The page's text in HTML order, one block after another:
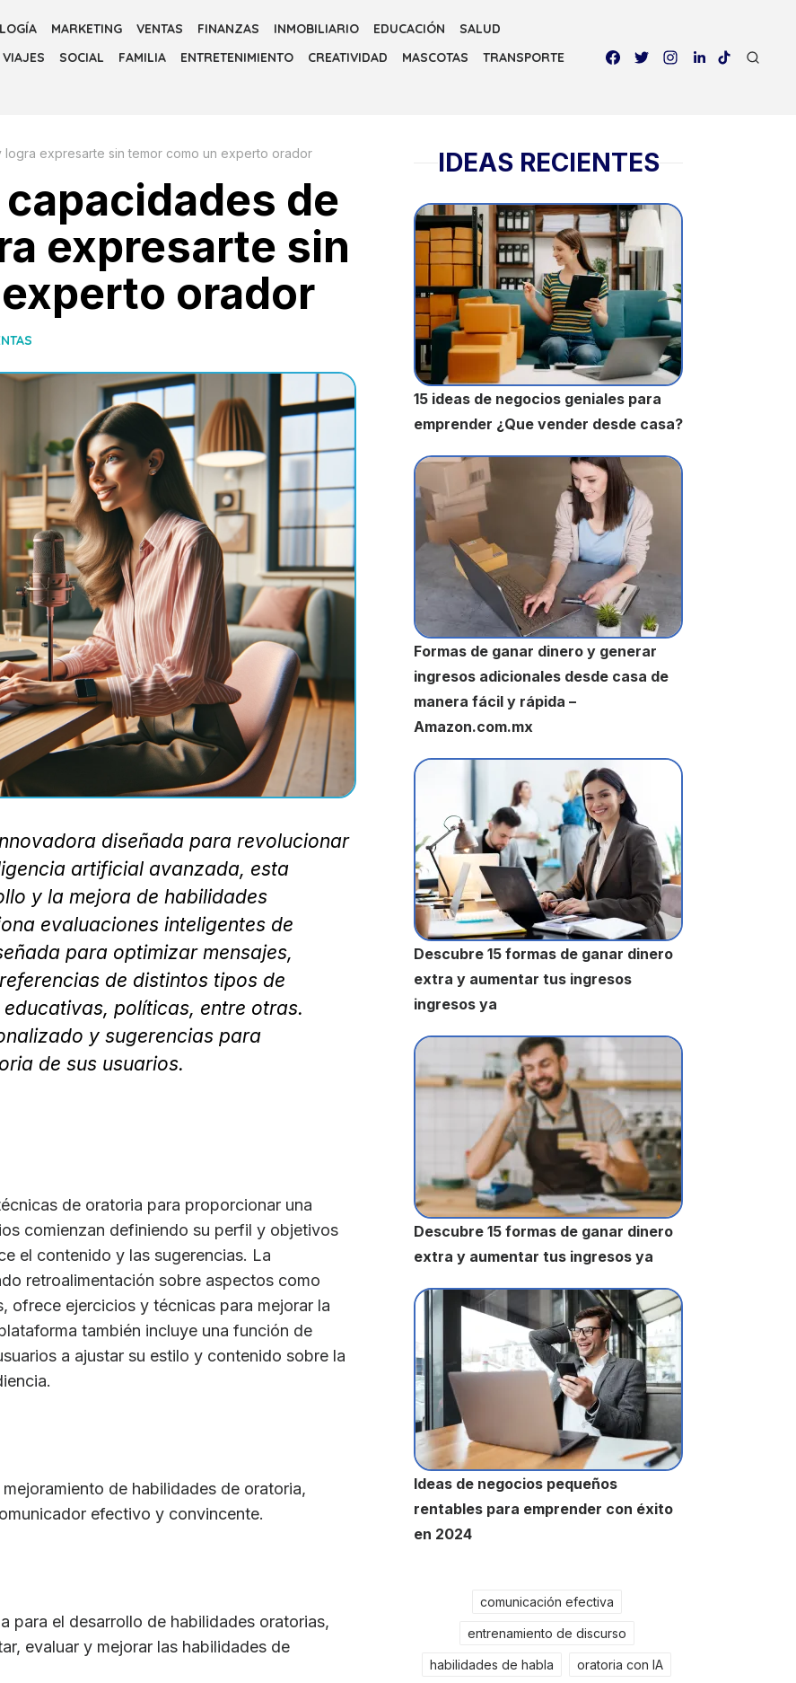
MARKETING VENTAS FINANZAS INMOBILIARIO EDUCACIÓN
SALUD
VIAJES SOCIAL FAMILIA ENTRETENIMIENTO CREATIVIDAD MASCOTAS
TRANSPORTE
expresarte sin temor como un experto orador
de
expresarte sin
orador
diseñada para revolucionar
artificial avanzada, esta
y la mejora de habilidades
evaluaciones inteligentes de
para optimizar mensajes,
de distintos tipos de
políticas, entre otras.
y sugerencias para
de sus usuarios.
de oratoria para proporcionar una
comienzan definiendo su perfil y objetivos
el contenido y las sugerencias. La
retroalimentación sobre aspectos como
ofrece ejercicios y técnicas para mejorar la
también incluye una función de
a ajustar su estilo y contenido sobre la
de habilidades de oratoria,
efectivo y convincente.
para el desarrollo de habilidades oratorias,
evaluar y mejorar las habilidades de
IDEAS RECIENTES
15 ideas de negocios geniales para
emprender ¿Que vender desde casa?
Formas de ganar dinero y generar
ingresos adicionales desde casa de
manera fácil y rápida –
Amazon.com.mx
Descubre 15 formas de ganar dinero
extra y aumentar tus ingresos
ingresos ya
Descubre 15 formas de ganar dinero
extra y aumentar tus ingresos ya
Ideas de negocios pequeños
rentables para emprender con éxito
en 2024
comunicación efectiva
entrenamiento de discurso
habilidades de habla oratoria con IA